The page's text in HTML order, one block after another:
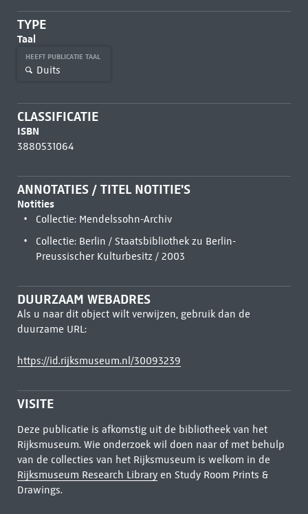
TYPE
Taal
HEEFT PUBLICATIE TAAL
Duits
CLASSIFICATIE
ISBN
3880531064
ANNOTATIES / TITEL NOTITIE'S
Notities
Collectie: Mendelssohn-Archiv
Collectie: Berlin / Staatsbibliothek zu Berlin-
Preussischer Kulturbesitz / 2003
DUURZAAM WEBADRES
Als u naar dit object wilt verwijzen, gebruik dan de
duurzame URL:
https://id.rijksmuseum.nl/30093239
VISITE
Deze publicatie is afkomstig uit de bibliotheek van het
Rijksmuseum. Wie onderzoek wil doen naar of met behulp
van de collecties van het Rijksmuseum is welkom in de
Rijksmuseum Research Libraryen Study Room Prints &
Drawings.